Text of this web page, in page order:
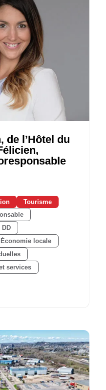
de l’Hôtel du
Tourisme
Économie locale
services